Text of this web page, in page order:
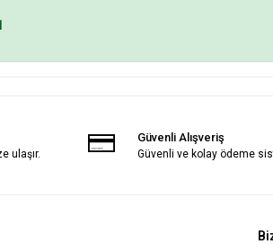
ulaşır.
Güvenli Alışveriş
Güvenli ve kolay ödeme